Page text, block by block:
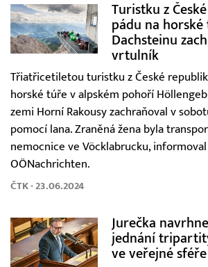
Turistku z
pádu na horské
Dachsteinu
vrtulník
Třiatřicetiletou turistku z České
horské túře v alpském pohoří
zemi Horní Rakousy zachraňoval v
pomocí lana. Zraněná žena byla
nemocnice ve Vöcklabrucku,
OÖNachrichten.
ČTK - 23.06.2024
Jurečka
jednání
ve veřejné